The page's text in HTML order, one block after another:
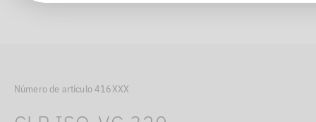
Número de artículo 416XXX